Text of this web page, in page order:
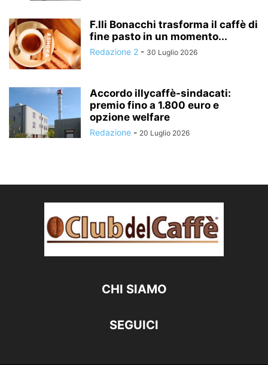
F.lli Bonacchi trasforma il caffè di
fine pasto in un momento...
Redazione 2 - 30 Luglio 2026
Accordo illycaffè-sindacati:
premio fino a 1.800 euro e
opzione welfare
Redazione - 20 Luglio 2026
CHI SIAMO
SEGUICI